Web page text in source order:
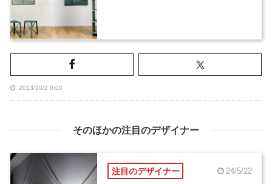
2013/10/2 0:00
そのほかの注目のデザイナー
注目のデザイナー 24/5/22